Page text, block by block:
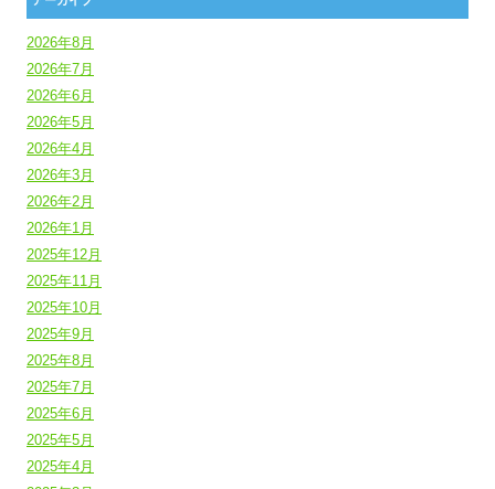
2026年8月
2026年7月
2026年6月
2026年5月
2026年4月
2026年3月
2026年2月
2026年1月
2025年12月
2025年11月
2025年10月
2025年9月
2025年8月
2025年7月
2025年6月
2025年5月
2025年4月